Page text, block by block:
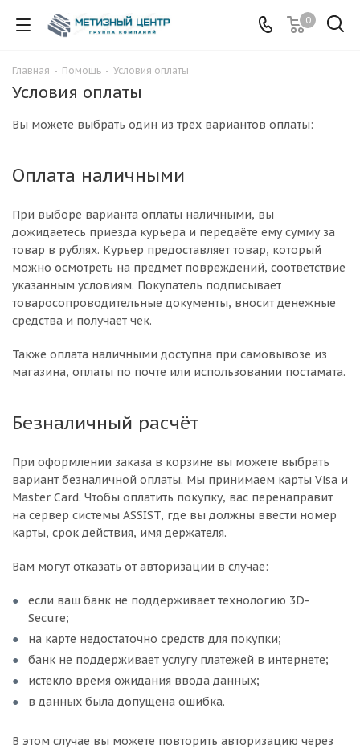
0
Главная - Помощь - Условия оплаты
Условия оплаты
Вы можете выбрать один из трёх вариантов оплаты:
Оплата наличными
При выборе варианта оплаты наличными, вы
дожидаетесь приезда курьера и передаёте ему сумму за
товар в рублях. Курьер предоставляет товар, который
можно осмотреть на предмет повреждений, соответствие
указанным условиям. Покупатель подписывает
товаросопроводительные документы, вносит денежные
средства и получает чек.
Также оплата наличными доступна при самовывозе из
магазина, оплаты по почте или использовании постамата.
Безналичный расчёт
При оформлении заказа в корзине вы можете выбрать
вариант безналичной оплаты. Мы принимаем карты Visa и
Master Card. Чтобы оплатить покупку, вас перенаправит
на сервер системы ASSIST, где вы должны ввести номер
карты, срок действия, имя держателя.
Вам могут отказать от авторизации в случае:
если ваш банк не поддерживает технологию 3D-
Secure;
на карте недостаточно средств для покупки;
банк не поддерживает услугу платежей в интернете;
истекло время ожидания ввода данных;
в данных была допущена ошибка.
В этом случае вы можете повторить авторизацию через